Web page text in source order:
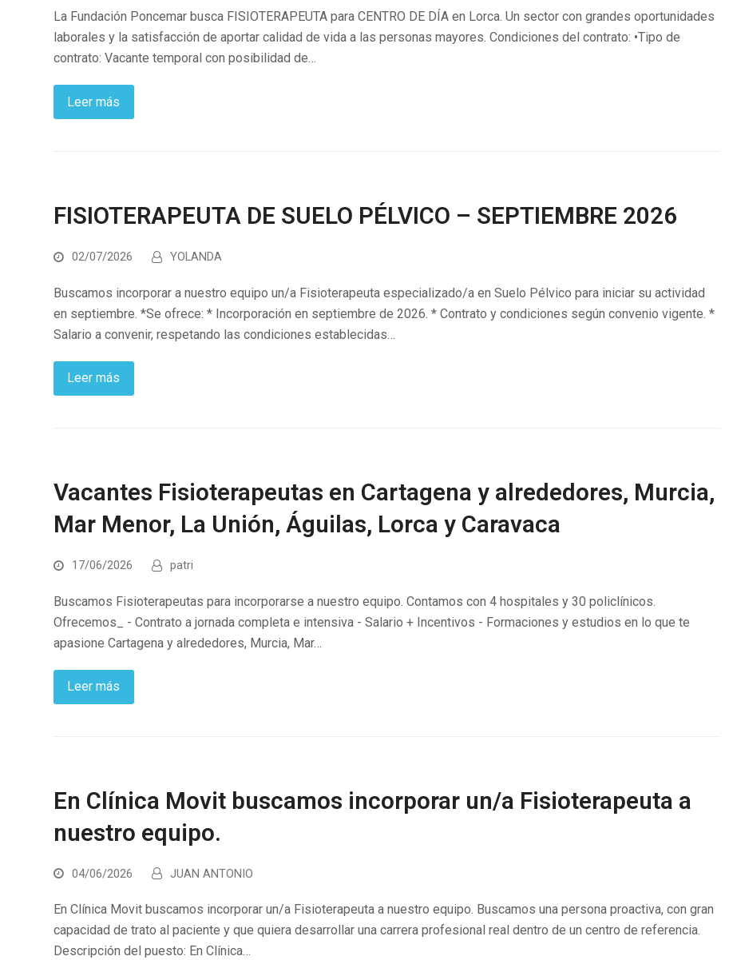
La Fundación Poncemar busca FISIOTERAPEUTA para CENTRO DE DÍA en Lorca. Un sector con grandes oportunidades
laborales y la satisfacción de aportar calidad de vida a las personas mayores. Condiciones del contrato: •Tipo de
contrato: Vacante temporal con posibilidad de…
Leer más
FISIOTERAPEUTA DE SUELO PÉLVICO – SEPTIEMBRE 2026
02/07/2026 YOLANDA
Buscamos incorporar a nuestro equipo un/a Fisioterapeuta especializado/a en Suelo Pélvico para iniciar su actividad
en septiembre. *Se ofrece: * Incorporación en septiembre de 2026. * Contrato y condiciones según convenio vigente. *
Salario a convenir, respetando las condiciones establecidas…
Leer más
Vacantes Fisioterapeutas en Cartagena y alrededores, Murcia,
Mar Menor, La Unión, Águilas, Lorca y Caravaca
17/06/2026 patri
Buscamos Fisioterapeutas para incorporarse a nuestro equipo. Contamos con 4 hospitales y 30 policlínicos.
Ofrecemos_ - Contrato a jornada completa e intensiva - Salario + Incentivos - Formaciones y estudios en lo que te
apasione Cartagena y alrededores, Murcia, Mar…
Leer más
En Clínica Movit buscamos incorporar un/a Fisioterapeuta a
nuestro equipo.
04/06/2026 JUAN ANTONIO
En Clínica Movit buscamos incorporar un/a Fisioterapeuta a nuestro equipo. Buscamos una persona proactiva, con gran
capacidad de trato al paciente y que quiera desarrollar una carrera profesional real dentro de un centro de referencia.
Descripción del puesto: En Clínica…